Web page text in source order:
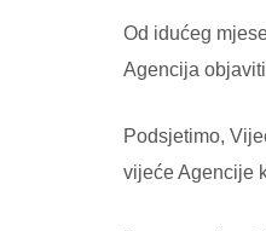
Od idućeg
Agencija
Podsjetimo,
vijeće Agencije